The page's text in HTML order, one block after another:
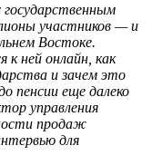
участников — и
Востоке.
к ней онлайн, как
и зачем это
пенсии еще далеко
управления
продаж
для